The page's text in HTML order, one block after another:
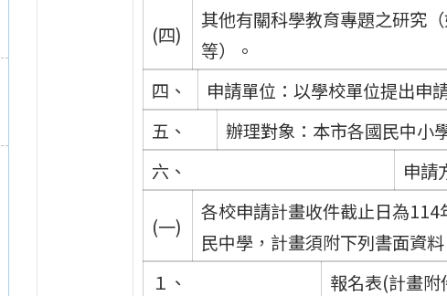
(四)
其他有關科學教育專題之研究
等）。
四、
申請單位：以學校單位提出申
五、
辦理對象：本市各國民中小
六、
申請
(一)
各校申請計畫收件截止日為
民中學，計畫須附下列書面資
１、
報名表(計畫附